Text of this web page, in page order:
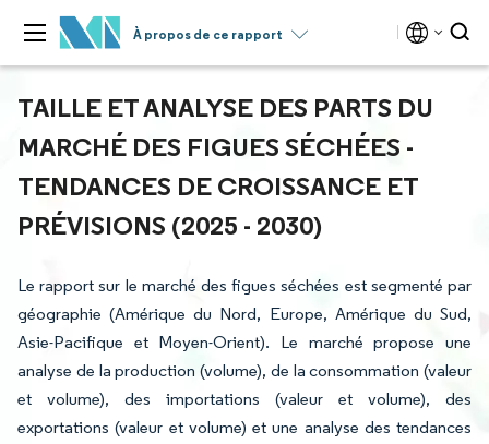
À propos de ce rapport
TAILLE ET ANALYSE DES PARTS DU
MARCHÉ DES FIGUES SÉCHÉES -
TENDANCES DE CROISSANCE ET
PRÉVISIONS (2025 - 2030)
Le rapport sur le marché des figues séchées est segmenté par
géographie (Amérique du Nord, Europe, Amérique du Sud,
Asie-Pacifique et Moyen-Orient). Le marché propose une
analyse de la production (volume), de la consommation (valeur
et volume), des importations (valeur et volume), des
exportations (valeur et volume) et une analyse des tendances